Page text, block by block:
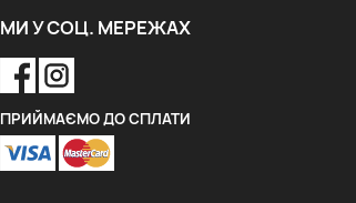
МИ У СОЦ. МЕРЕЖАХ
ПРИЙМАЄМО ДО СПЛАТИ